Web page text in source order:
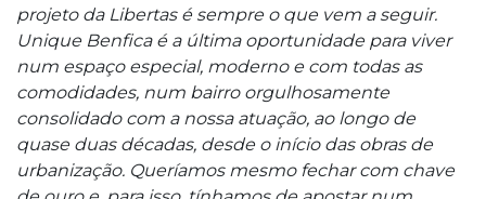
projeto da Libertas é sempre o que vem a seguir.
Unique Benfica é a última oportunidade para viver
num espaço especial, moderno e com todas as
comodidades, num bairro orgulhosamente
consolidado com a nossa atuação, ao longo de
quase duas décadas, desde o início das obras de
urbanização. Queríamos mesmo fechar com chave